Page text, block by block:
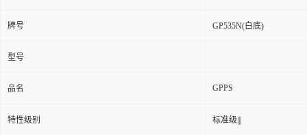
牌号 GP535N(白底)
型号
品名 GPPS
特性级别 标准级|||